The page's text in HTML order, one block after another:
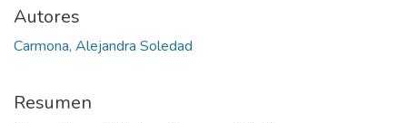
Autores
Carmona, Alejandra Soledad
Resumen